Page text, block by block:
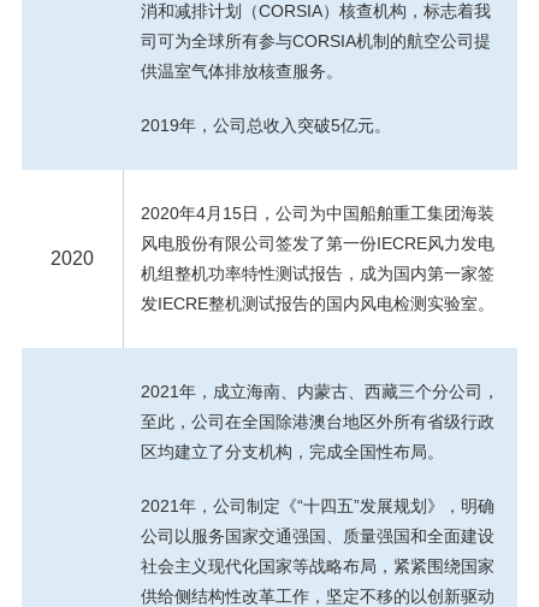
消和减排计划（CORSIA）核查机构，标志着我
司可为全球所有参与CORSIA机制的航空公司提
供温室气体排放核查服务。
2019年，公司总收入突破5亿元。
2020
2020年4月15日，公司为中国船舶重工集团海装
风电股份有限公司签发了第一份IECRE风力发电
机组整机功率特性测试报告，成为国内第一家签
发IECRE整机测试报告的国内风电检测实验室。
2021年，成立海南、内蒙古、西藏三个分公司，
至此，公司在全国除港澳台地区外所有省级行政
区均建立了分支机构，完成全国性布局。
2021年，公司制定《“十四五”发展规划》，明确
公司以服务国家交通强国、质量强国和全面建设
社会主义现代化国家等战略布局，紧紧围绕国家
供给侧结构性改革工作，坚定不移的以创新驱动